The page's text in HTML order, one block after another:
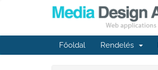
Főoldal Rendelés